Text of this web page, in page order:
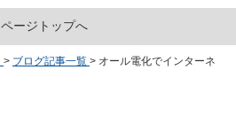
ページトップへ
> ブログ記事一覧 > オール電化でインターネ